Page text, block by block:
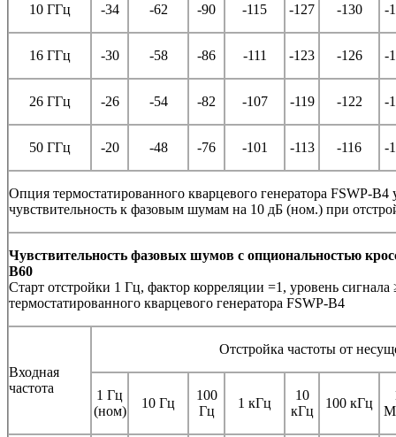
10 ГГц -34 -62 -90 -115 -127 -130 -
16 ГГц -30 -58 -86 -111 -123 -126 -
26 ГГц -26 -54 -82 -107 -119 -122 -
50 ГГц -20 -48 -76 -101 -113 -116 -
Опция термостатированного кварцевого генератора FSWP-B4
чувствительность к фазовым шумам на 10 дБ (ном.) при
Чувствительность фазовых шумов с опциональностью
B60
Старт отстройки 1 Гц, фактор корреляции =1, уровень
термостатированного кварцевого генератора FSWP-B4
Входная
частота
Отстройка частоты от
1 Гц
(ном)
10 Гц
100
Гц
1 кГц
10
кГц
100 кГц